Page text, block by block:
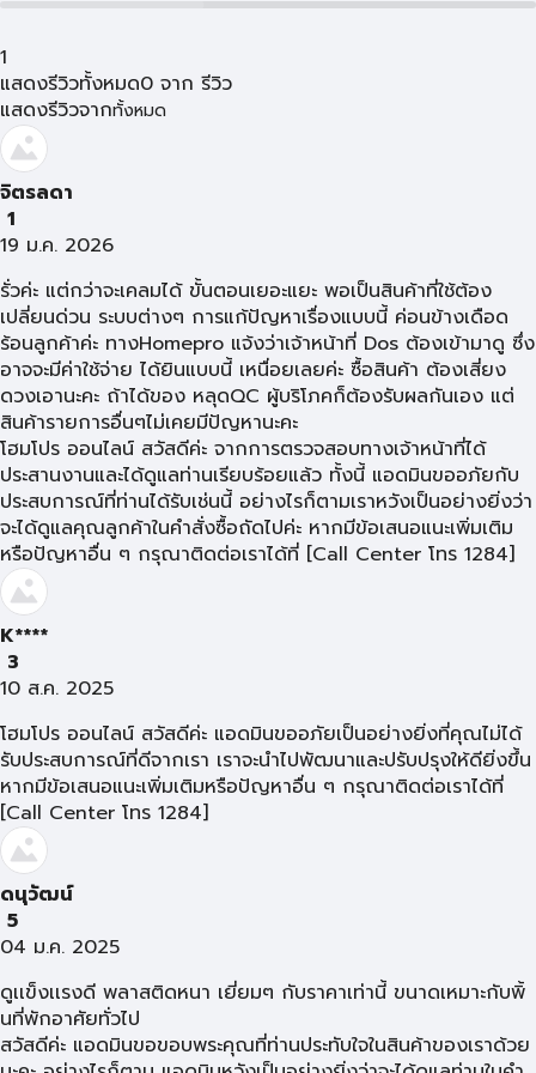
1
แสดงรีวิวทั้งหมด0 จาก รีวิว
แสดงรีวิวจากทั้งหมด
จิตรลดา
1
19 ม.ค. 2026
รั่วค่ะ แต่กว่าจะเคลมได้ ขั้นตอนเยอะแยะ พอเป็นสินค้าที่ใช้ต้อง
เปลี่ยนด่วน ระบบต่างๆ การแก้ปัญหาเรื่องแบบนี้ ค่อนข้างเดือด
ร้อนลูกค้าค่ะ ทางHomepro แจ้งว่าเจ้าหน้าที่ Dos ต้องเข้ามาดู ซึ่ง
อาจจะมีค่าใช้จ่าย ได้ยินแบบนี้ เหนื่อยเลยค่ะ ซื้อสินค้า ต้องเสี่ยง
ดวงเอานะคะ ถ้าได้ของ หลุดQC ผู้บริโภคก็ต้องรับผลกันเอง แต่
สินค้ารายการอื่นๆไม่เคยมีปัญหานะคะ
โฮมโปร ออนไลน์ สวัสดีค่ะ จากการตรวจสอบทางเจ้าหน้าที่ได้
ประสานงานและได้ดูแลท่านเรียบร้อยแล้ว ทั้งนี้ แอดมินขออภัยกับ
ประสบการณ์ที่ท่านได้รับเช่นนี้ อย่างไรก็ตามเราหวังเป็นอย่างยิ่งว่า
จะได้ดูแลคุณลูกค้าในคำสั่งซื้อถัดไปค่ะ หากมีข้อเสนอแนะเพิ่มเติม
หรือปัญหาอื่น ๆ กรุณาติดต่อเราได้ที่ [Call Center โทร 1284]
K****
3
10 ส.ค. 2025
โฮมโปร ออนไลน์ สวัสดีค่ะ แอดมินขออภัยเป็นอย่างยิ่งที่คุณไม่ได้
รับประสบการณ์ที่ดีจากเรา เราจะนำไปพัฒนาและปรับปรุงให้ดียิ่งขึ้น
หากมีข้อเสนอแนะเพิ่มเติมหรือปัญหาอื่น ๆ กรุณาติดต่อเราได้ที่
[Call Center โทร 1284]
ดนุวัฒน์
5
04 ม.ค. 2025
ดูเเข็งเเรงดี พลาสติดหนา เยี่ยมๆ กับราคาเท่านี้ ขนาดเหมาะกับพิ้
นที่พักอาศัยทั่วไป
สวัสดีค่ะ แอดมินขอขอบพระคุณที่ท่านประทับใจในสินค้าของเราด้วย